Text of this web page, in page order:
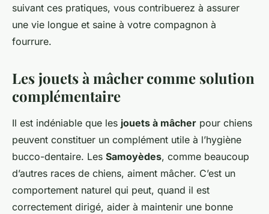
suivant ces pratiques, vous contribuerez à assurer
une vie longue et saine à votre compagnon à
fourrure.
Les jouets à mâcher comme solution
complémentaire
Il est indéniable que les jouets à mâcher pour chiens
peuvent constituer un complément utile à l’hygiène
bucco-dentaire. Les Samoyèdes, comme beaucoup
d’autres races de chiens, aiment mâcher. C’est un
comportement naturel qui peut, quand il est
correctement dirigé, aider à maintenir une bonne